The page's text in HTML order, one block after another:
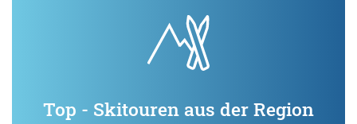
Top - Skitouren aus der Region